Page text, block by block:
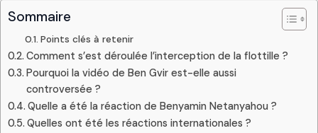
Sommaire
Points clés à retenir
Comment s’est déroulée l’interception de la flottille ?
Pourquoi la vidéo de Ben Gvir est-elle aussi
controversée ?
Quelle a été la réaction de Benyamin Netanyahou ?
Quelles ont été les réactions internationales ?